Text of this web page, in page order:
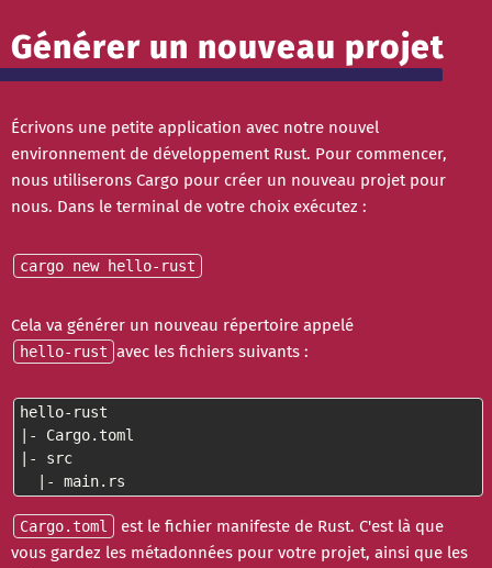
Générer un nouveau projet
Écrivons une petite application avec notre nouvel
environnement de développement Rust. Pour commencer,
nous utiliserons Cargo pour créer un nouveau projet pour
nous. Dans le terminal de votre choix exécutez :
cargo new hello-rust
Cela va générer un nouveau répertoire appelé
hello-rust avec les fichiers suivants :
hello-rust
|- Cargo.toml
|- src
  |- main.rs
Cargo.toml
est le fichier manifeste de Rust. C'est là que
vous gardez les métadonnées pour votre projet, ainsi que les